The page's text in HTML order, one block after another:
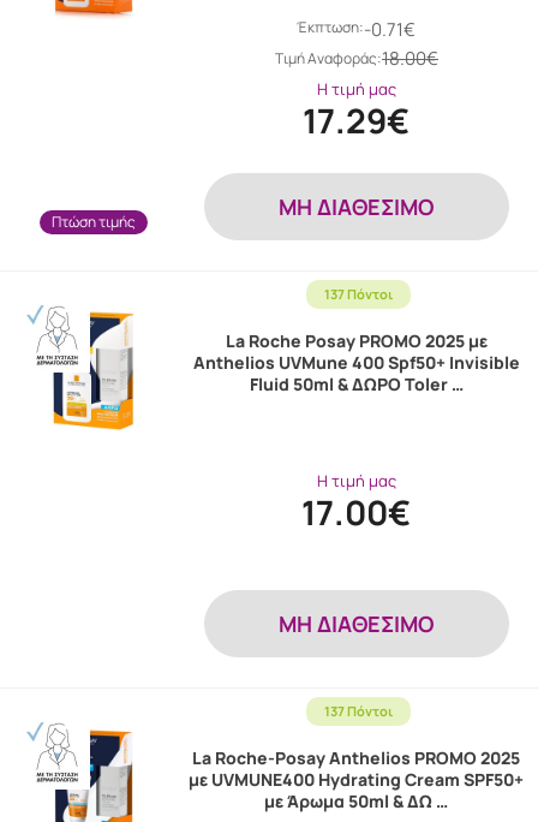
Πτώση τιμής
Έκπτωση:-0.71€
Tιμή Αναφοράς:18.00€
Η τιμή μας
17.29€
MH ΔΙΑΘΕΣΙΜΟ
137 Πόντοι
La Roche Posay PROMO 2025 με
Anthelios UVMune 400 Spf50+ Invisible
Fluid 50ml & ΔΩΡΟ Toler …
Η τιμή μας
17.00€
MH ΔΙΑΘΕΣΙΜΟ
137 Πόντοι
La Roche-Posay Anthelios PROMO 2025
με UVMUNE400 Hydrating Cream SPF50+
με Άρωμα 50ml & ΔΩ …